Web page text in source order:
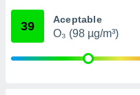
e
39 Aceptable
O₃ (98 µg/m³)